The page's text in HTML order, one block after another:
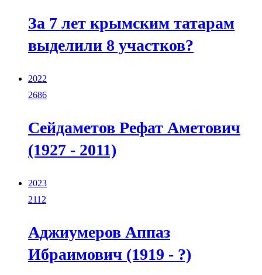
За 7 лет крымским татарам
выделили 8 участков?
2022
2686
Cейдаметов Рефат Аметович
(1927 - 2011)
2023
2112
Аджиумеров Аппаз
Ибраимович (1919 - ?)